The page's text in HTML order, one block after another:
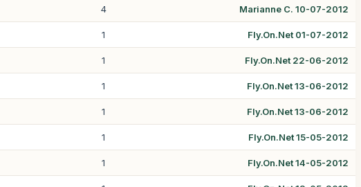
4 Marianne C. 10-07-2012
1 Fly.On.Net 01-07-2012
1 Fly.On.Net 22-06-2012
1 Fly.On.Net 13-06-2012
1 Fly.On.Net 13-06-2012
1 Fly.On.Net 15-05-2012
1 Fly.On.Net 14-05-2012